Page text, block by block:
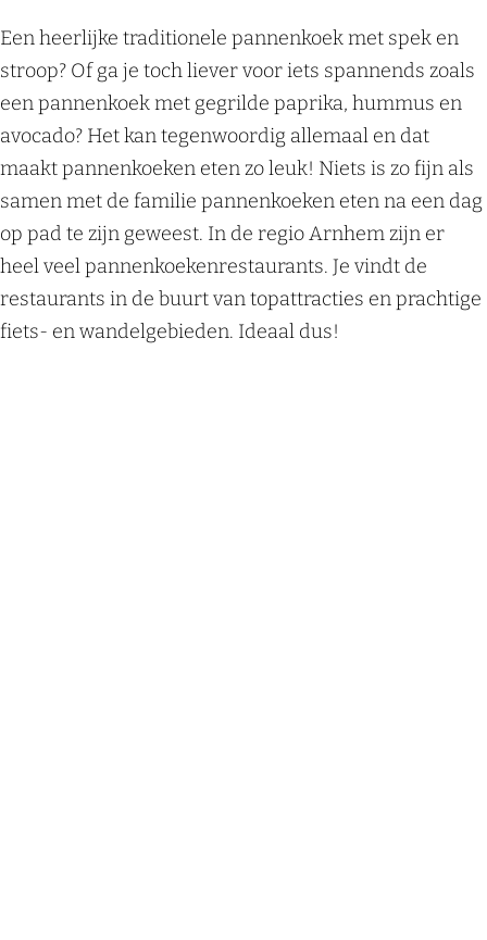
Ga naar de website
middeleeuwen in de Ridderzaal en huiver van
het spijkerplafond in de gevangenis. De
allerkleinsten gaan op bezoek bij professor
Bombastix waar de zoektocht naar een
toverboek, een glazen bol en een heksenbezem
van start gaat.
Meer info
e
r
t
h
Een heerlijke traditionele pannenkoek met spek en
stroop? Of ga je toch liever voor iets spannends zoals
een pannenkoek met gegrilde paprika, hummus en
avocado? Het kan tegenwoordig allemaal en dat
maakt pannenkoeken eten zo leuk! Niets is zo fijn als
samen met de familie pannenkoeken eten na een dag
op pad te zijn geweest. In de regio Arnhem zijn er
heel veel pannenkoekenrestaurants. Je vindt de
restaurants in de buurt van topattracties en prachtige
fiets- en wandelgebieden. Ideaal dus!